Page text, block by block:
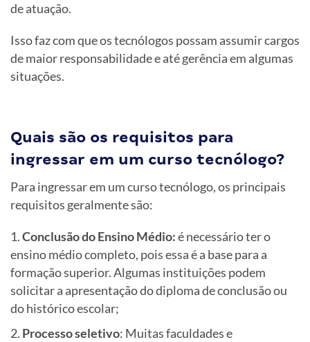
de atuação.
Isso faz com que os tecnólogos possam assumir cargos
de maior responsabilidade e até gerência em algumas
situações.
Quais são os requisitos para
ingressar em um curso tecnólogo?
Para ingressar em um curso tecnólogo, os principais
requisitos geralmente são:
Conclusão do Ensino Médio:é necessário ter o
ensino médio completo, pois essa é a base para a
formação superior. Algumas instituições podem
solicitar a apresentação do diploma de conclusão ou
do histórico escolar;
Processo seletivo: Muitas faculdades e